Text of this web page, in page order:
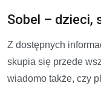
Sobel – dzieci,
Z dostępnych
skupia się przede
wiadomo także, czy